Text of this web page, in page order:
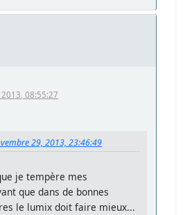
08:55:27
29, 2013, 23:46:49
je tempère mes
que dans de bonnes
le lumix doit faire mieux...